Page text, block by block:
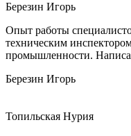
Березин Игорь
Опыт работы
техническим
промышленности.
Березин Игорь
Топильская Нурия